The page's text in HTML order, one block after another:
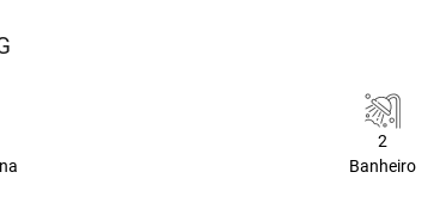
2
Banheiro